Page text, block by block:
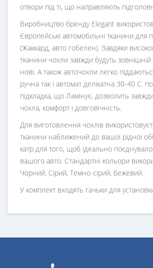
отвори під ті, що направляють
Виробництво бренду Elegant
Європейські автомобільні тканини для
(Жаккард, авто гобелен). Завдяки
тканини чохли завжди будуть
нові. А також авточохли легко
ручна так і автомат делікатна 30-40 С.
підкладка, що Ламінує, дозволить
чохла, комфорт і довговічність.
Для виготовлення чохлів
тканини наближений до вашої рідної
катр для того, щоб ідеально
вашого авто. Стандартні кольори
Чорний, Сірий, Темно-сірий, Бежевий.
У комплект входять гачьки для